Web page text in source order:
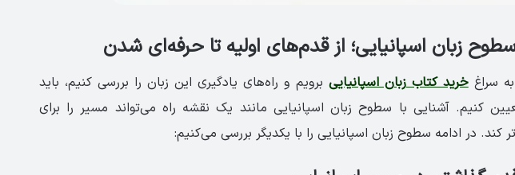
زبان اسپانیایی؛ از قدم‌های اولیه تا حرفه‌ای شدن
سراغخرید کتاب زبان اسپانیایی برویم و راه‌های یادگیری این زبان را بررسی کنیم، باید
کنیم. آشنایی با سطوح زبان اسپانیایی مانند یک نقشه راه می‌تواند مسیر را برای
کند. در ادامه سطوح زبان اسپانیایی را با یکدیگر بررسی می‌کنیم: